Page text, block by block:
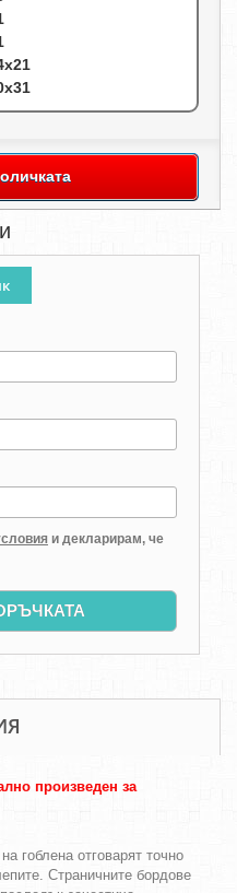
и декларирам, че
произведен за
гоблена отговарят точно
Страничните бордове